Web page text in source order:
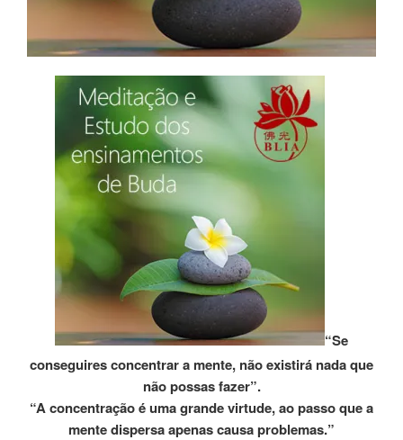
“Se
conseguires concentrar a mente, não existirá nada que
não possas fazer”.
“A concentração é uma grande virtude, ao passo que a
mente dispersa apenas causa problemas.”